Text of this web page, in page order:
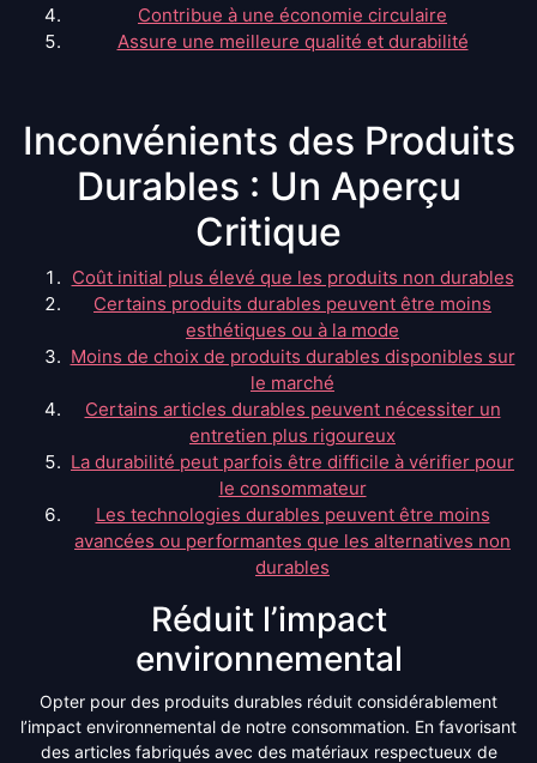
Contribue à une économie circulaire
Assure une meilleure qualité et durabilité
Inconvénients des Produits
Durables : Un Aperçu
Critique
Coût initial plus élevé que les produits non durables
Certains produits durables peuvent être moins
esthétiques ou à la mode
Moins de choix de produits durables disponibles sur
le marché
Certains articles durables peuvent nécessiter un
entretien plus rigoureux
La durabilité peut parfois être difficile à vérifier pour
le consommateur
Les technologies durables peuvent être moins
avancées ou performantes que les alternatives non
durables
Réduit l’impact
environnemental
Opter pour des produits durables réduit considérablement
l’impact environnemental de notre consommation. En favorisant
des articles fabriqués avec des matériaux respectueux de